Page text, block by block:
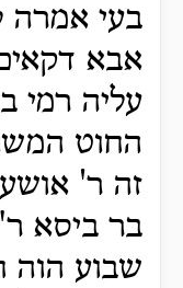
בעי אמרה
אבא
עליה רמי
החוט
זה ר'
בר ביסא
שבוע הוה